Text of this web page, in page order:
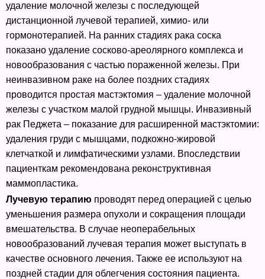
удаление молочной железы с последующей
дистанционной лучевой терапией, химио- или
гормонотерапией. На ранних стадиях рака соска
показано удаление сосково-ареолярного комплекса и
новообразования с частью пораженной железы. При
неинвазивном раке на более поздних стадиях
проводится простая мастэктомия – удаление молочной
железы с участком малой грудной мышцы. Инвазивный
рак Педжета – показание для расширенной мастэктомии:
удаления груди с мышцами, подкожно-жировой
клетчаткой и лимфатическими узлами. Впоследствии
пациенткам рекомендована реконструктивная
маммопластика.
Лучевую терапию проводят перед операцией с целью
уменьшения размера опухоли и сокращения площади
вмешательства. В случае неоперабельных
новообразований лучевая терапия может выступать в
качестве основного лечения. Также ее используют на
поздней стадии для облегчения состояния пациента.